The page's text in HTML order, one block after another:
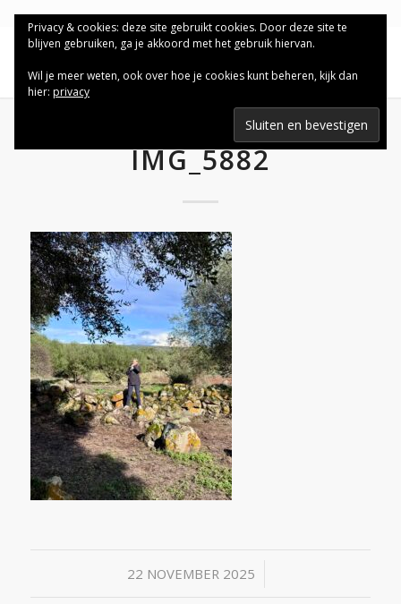
IMG_5882
22 NOVEMBER 2025
/
Privacy & cookies: deze site gebruikt cookies. Door deze site te
blijven gebruiken, ga je akkoord met het gebruik hiervan.
Wil je meer weten, ook over hoe je cookies kunt beheren, kijk dan
hier: privacy